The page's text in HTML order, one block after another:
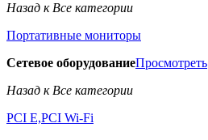
Назад к Все категории
Портативные мониторы
Сетевое оборудованиеПросмотреть
Назад к Все категории
PCI E,PCI Wi-Fi